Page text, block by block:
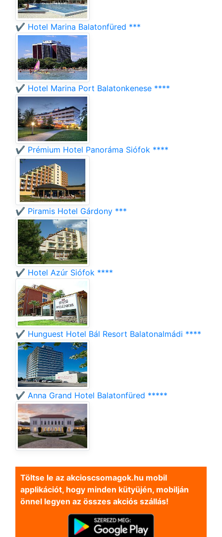
✔️ Hotel Marina Balatonfüred ***
✔️ Hotel Marina Port Balatonkenese ****
✔️ Prémium Hotel Panoráma Siófok ****
✔️ Piramis Hotel Gárdony ***
✔️ Hotel Azúr Siófok ****
✔️ Hunguest Hotel Bál Resort Balatonalmádi ****
✔️ Anna Grand Hotel Balatonfüred *****
Töltse le az akcioscsomagok.hu mobil
applikációt, hogy minden kütyüjén, mobilján
önnel legyen az összes akciós szállás!